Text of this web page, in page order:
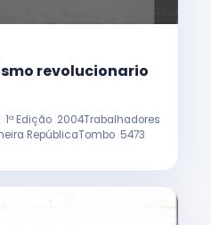
revolucionario
Edição 2004Trabalhadores
RepúblicaTombo 5473